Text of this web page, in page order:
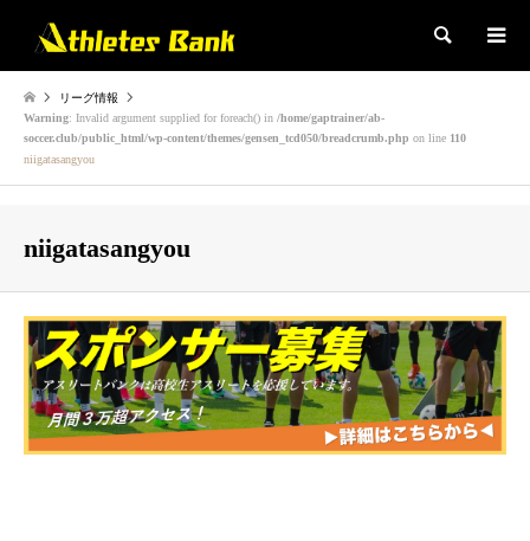
検索
リーグ情報
Warning: Invalid argument supplied for foreach() in /home/gaptrainer/ab-
soccer.club/public_html/wp-content/themes/gensen_tcd050/breadcrumb.php on line 110
niigatasangyou
niigatasangyou